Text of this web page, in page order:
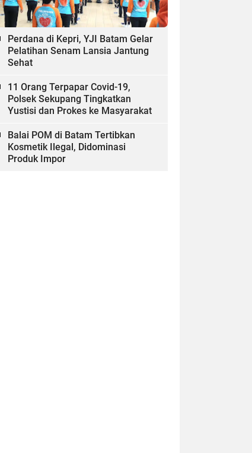
Perdana di Kepri, YJI Batam Gelar
Pelatihan Senam Lansia Jantung
Sehat
11 Orang Terpapar Covid-19,
Polsek Sekupang Tingkatkan
Yustisi dan Prokes ke Masyarakat
Balai POM di Batam Tertibkan
Kosmetik Ilegal, Didominasi
Produk Impor